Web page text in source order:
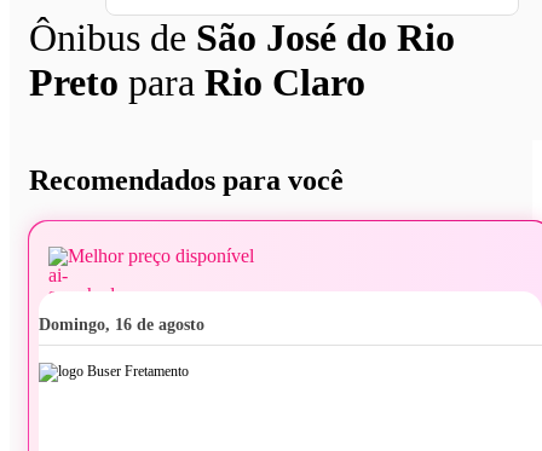
Ônibus de São José do Rio
Preto para Rio Claro
Recomendados para você
Melhor preço disponível
domingo, 16 de agosto